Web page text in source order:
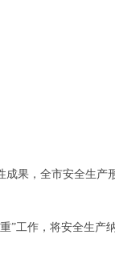
，全市安全生产
作，将安全生产